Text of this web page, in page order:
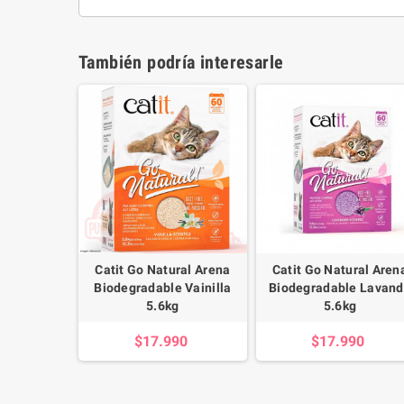
También podría interesarle
Catit Go Natural Arena
Biodegradable Vainilla
5.6kg
$17.990
Catit Go Natural
Biodegradable
5.6kg
$17.990